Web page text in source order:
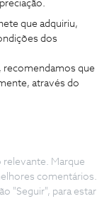
que adquiriu,
dos
recomendamos que
através do
relevante. Marque
comentários.
"Seguir", para estar